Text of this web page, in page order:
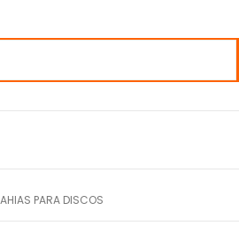
PARA DISCOS